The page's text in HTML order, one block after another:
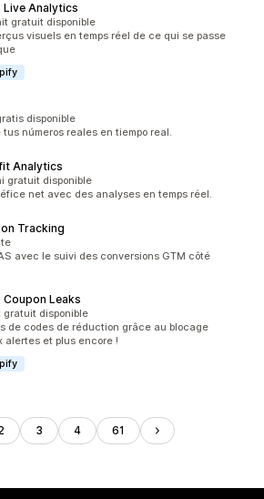
Live Analytics
gratuit disponible
visuels en temps réel de ce qui se passe
disponible
tus números reales en tiempo real.
Analytics
gratuit disponible
net avec des analyses en temps réel.
Tracking
avec le suivi des conversions GTM côté
Leaks
gratuit disponible
de codes de réduction grâce au blocage
alertes et plus encore !
3 4 61